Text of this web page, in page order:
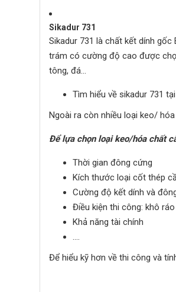
Sikadur 731
Sikadur 731 là chất kết dính
trám có cường độ cao được
tông, đá…
Tìm hiểu về sikadur 731 tại
Ngoài ra còn nhiều loại keo/
Để lựa chọn loại keo/hóa chất
Thời gian đông cứng
Kích thước loại cốt thép
Cường độ kết dính và
Điều kiện thi công: khô
Khả năng tài chính
….
Để hiểu kỹ hơn về thi công và